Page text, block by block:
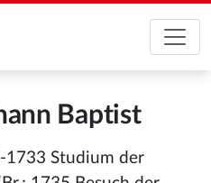
Baptist
1733 Studium der